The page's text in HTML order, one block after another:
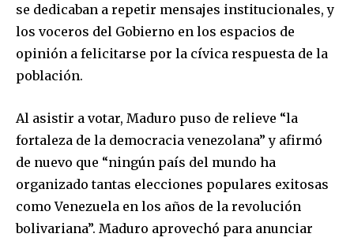
se dedicaban a repetir mensajes institucionales, y
los voceros del Gobierno en los espacios de
opinión a felicitarse por la cívica respuesta de la
población.
Al asistir a votar, Maduro puso de relieve “la
fortaleza de la democracia venezolana” y afirmó
de nuevo que “ningún país del mundo ha
organizado tantas elecciones populares exitosas
como Venezuela en los años de la revolución
bolivariana”. Maduro aprovechó para anunciar